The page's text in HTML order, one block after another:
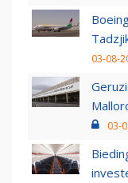
03-08-
03-